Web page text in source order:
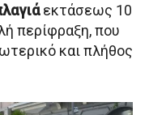
εκτάσεως 10
περίφραξη, που
και πλήθος